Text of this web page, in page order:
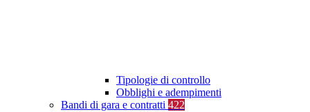
Tipologie di controllo
Obblighi e adempimenti
Bandi di gara e contratti 422